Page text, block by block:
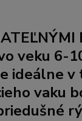
veku 6-
ideálne
vaku